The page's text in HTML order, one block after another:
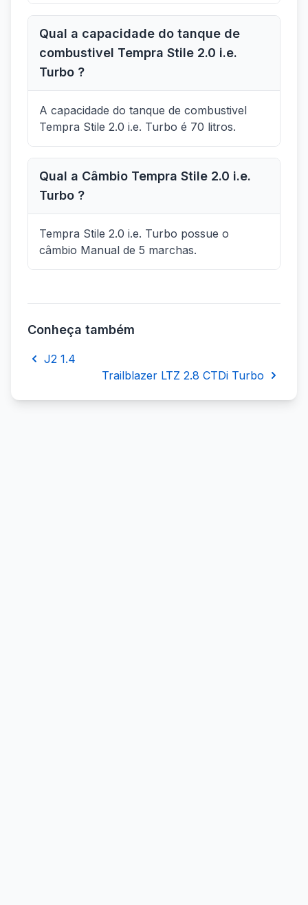
Qual a capacidade do tanque de
combustivel Tempra Stile 2.0 i.e.
Turbo ?
A capacidade do tanque de combustivel
Tempra Stile 2.0 i.e. Turbo é 70 litros.
Qual a Câmbio Tempra Stile 2.0 i.e.
Turbo ?
Tempra Stile 2.0 i.e. Turbo possue o
câmbio Manual de 5 marchas.
Conheça também
J2 1.4
Trailblazer LTZ 2.8 CTDi Turbo